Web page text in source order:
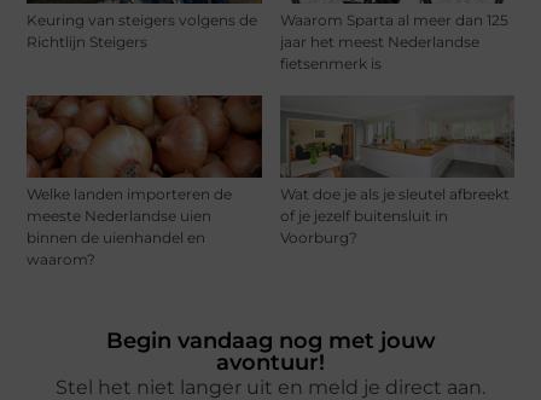
Keuring van steigers volgens de
Richtlijn Steigers
Waarom Sparta al meer dan 125
jaar het meest Nederlandse
fietsenmerk is
Welke landen importeren de
meeste Nederlandse uien
binnen de uienhandel en
waarom?
Wat doe je als je sleutel afbreekt
of je jezelf buitensluit in
Voorburg?
Begin vandaag nog met jouw
avontuur!
Stel het niet langer uit en meld je direct aan.